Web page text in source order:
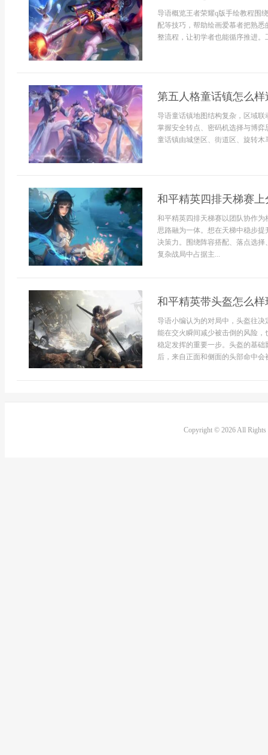
导语概览王者荣耀q版手绘教程围
配等技巧，帮助绘画爱慕者把熟
整流程，让初学者也能循序推进
第五人格童话镇怎么样
导语童话镇地图结构复杂，区域
掌握安全转点、密码机选择与博
童话镇由城堡区、街道区、旋转
和平精英四排天梯赛
和平精英四排天梯赛以团队协作
思路融为一体。想在天梯中稳步
决策力。围绕阵容搭配、落点选
复杂战局中占据主...
和平精英带头盔怎么样
导语小编认为的对局中，头盔往
能在交火瞬间减少被击倒的风险
稳定发挥的重要一步。头盔的基
后，来自正面和侧面的头部命中会
Copyright © 2026 All